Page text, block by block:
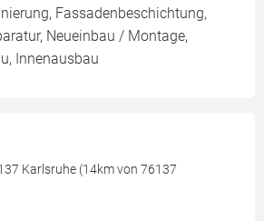
Fassadenbeschichtung,
Neueinbau / Montage,
Innenausbau
Karlsruhe (14km von 76137